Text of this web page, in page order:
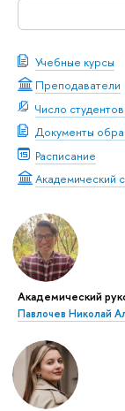
Учебные курсы
Преподаватели
Число
Документы
Расписание
Академический
Академический
Павлочев Николай